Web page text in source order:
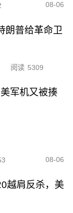
08-06
朗普给革命卫
阅读 5309
军机又被揍
08-06
越肩反杀，美